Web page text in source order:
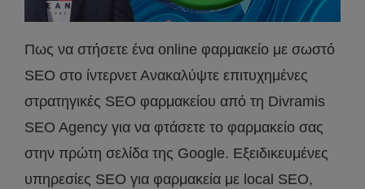
Πως να στήσετε ένα online φαρμακείο με σωστό
SEO στο ίντερνετ Ανακαλύψτε επιτυχημένες
στρατηγικές SEO φαρμακείου από τη Divramis
SEO Agency για να φτάσετε το φαρμακείο σας
στην πρώτη σελίδα της Google. Εξειδικευμένες
υπηρεσίες SEO για φαρμακεία με local SEO,